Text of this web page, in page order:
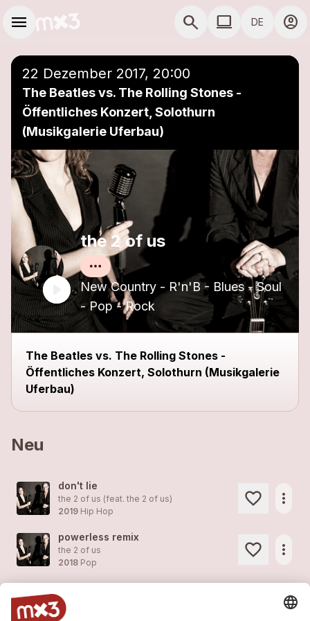
menu search COMPUTER
computer DE account_circle
22 Dezember 2017, 20:00
The Beatles vs. The Rolling Stones -
Öffentliches Konzert, Solothurn
(Musikgalerie Uferbau)
the 2 of us
New Country - R'n'B - Blues - Soul
- Pop - Rock
The Beatles vs. The Rolling Stones -
Öffentliches Konzert, Solothurn (Musikgalerie
Uferbau)
Neu
don't lie
the 2 of us (feat. the 2 of us)
2019 Hip Hop
more_horiz
powerless remix
the 2 of us
2018 Pop
more_horiz
the 2 of us
2018
more_horiz
Einer Playlist hinzufügen close